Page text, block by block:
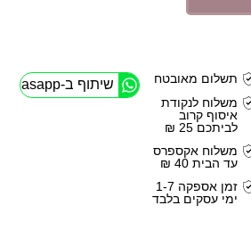
תשלום מאובטח
משלוח לנקודת
איסוף קרוב
לביתכם 25 ₪
משלוח אקספרס
עד הבית 40 ₪
זמן אספקה 1-7
ימי עסקים בלבד
שיתוף ב-Whasapp